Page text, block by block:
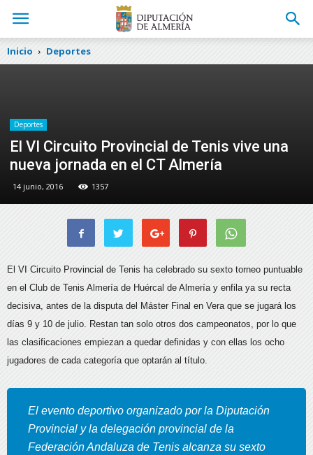
Inicio Deportes
Deportes
El VI Circuito Provincial de Tenis vive una
nueva jornada en el CT Almería
14 junio, 2016 1357
El VI Circuito Provincial de Tenis ha celebrado su sexto torneo puntuable
en el Club de Tenis Almería de Huércal de Almería y enfila ya su recta
decisiva, antes de la disputa del Máster Final en Vera que se jugará los
días 9 y 10 de julio. Restan tan solo otros dos campeonatos, por lo que
las clasificaciones empiezan a quedar definidas y con ellas los ocho
jugadores de cada categoría que optarán al título.
El evento deportivo organizado por la Diputación
Provincial y la delegación provincial de la
Federación Andaluza de Tenis alcanza su sexto